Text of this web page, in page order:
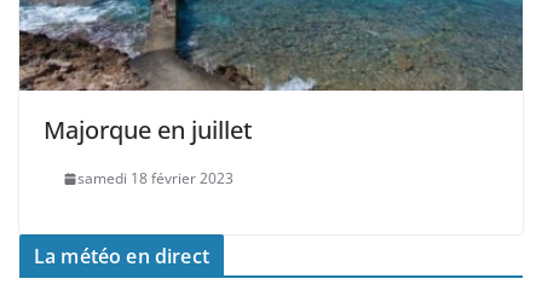
Majorque en juillet
samedi 18 février 2023
La météo en direct